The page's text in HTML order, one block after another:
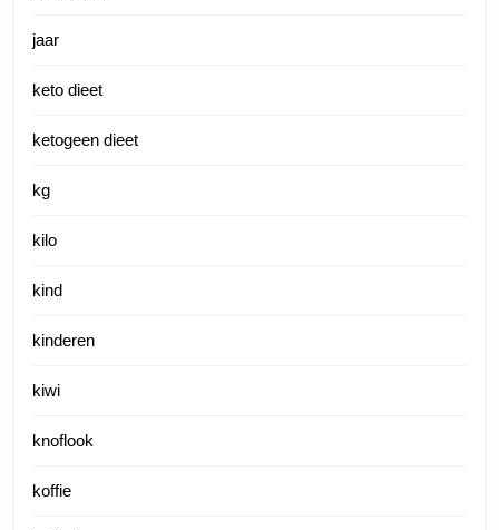
jaar
keto dieet
ketogeen dieet
kg
kilo
kind
kinderen
kiwi
knoflook
koffie